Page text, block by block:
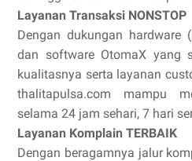
Layanan Transaksi NONSTOP
Dengan dukungan hardware
dan software OtomaX yang
kualitasnya serta layanan
thalitapulsa.com mampu
selama 24 jam sehari, 7 hari
Layanan Komplain TERBAIK
Dengan beragamnya jalur